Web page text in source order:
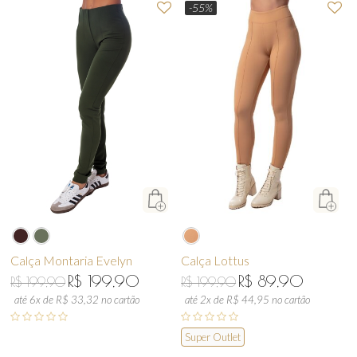
Calça Montaria Evelyn
R$ 199,90 R$ 199,90
até 6x de R$ 33,32 no cartão
-55%
Calça Lottus
R$ 199,90 R$ 89,90
até 2x de R$ 44,95 no cartão
Super Outlet